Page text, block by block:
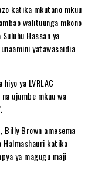
katika mkutano mkuu
walituunga mkono
Hassan ya
yatawasaidia
ya LVRLAC
ujumbe mkuu wa
Billy Brown amesema
Halmashauri katika
ya magugu maji